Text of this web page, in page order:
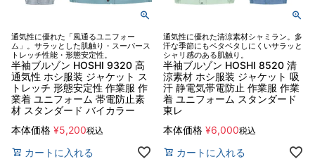
通気性に優れた「風通るユニフォー
ム」。サラッとした肌触り・スーパース
トレッチ性能・形態安定性。
半袖ブルゾン HOSHI 9320 高
通気性 ホシ服装 ジャケット ス
トレッチ 形態安定性 作業服 作
業着 ユニフォーム 帯電防止素
材 スタンダード バイカラー
本体価格 ¥5,200税込
カートに入れる
通気性に優れた清涼素材シャミラン。多
汗な季節にもベタベタしにくいサラッと
シャリ感のある肌触り。
半袖ブルゾン HOSHI 8520 清
涼素材 ホシ服装 ジャケット 吸
汗 静電気帯電防止 作業服 作業
着 ユニフォーム スタンダード
東レ
本体価格 ¥6,000税込
カートに入れる